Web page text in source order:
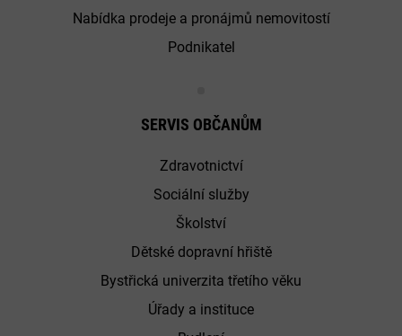
Nabídka prodeje a pronájmů nemovitostí
Podnikatel
SERVIS OBČANŮM
Zdravotnictví
Sociální služby
Školství
Dětské dopravní hřiště
Bystřická univerzita třetího věku
Úřady a instituce